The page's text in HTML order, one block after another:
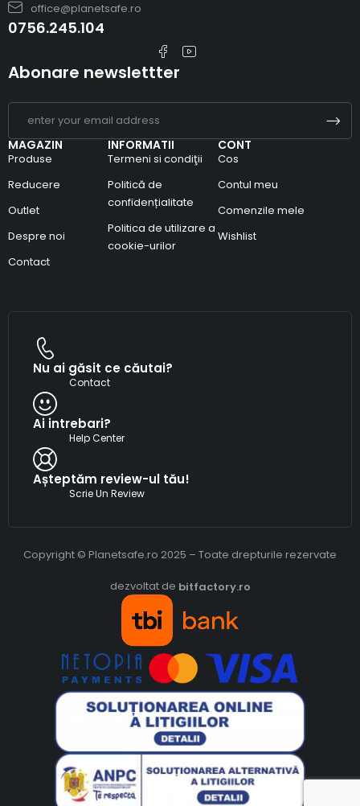
office@planetsafe.ro
0756.245.104
MAGAZIN
Produse
Reducere
Outlet
Despre noi
Contact
INFORMATII
Termeni si condiţii
Politică de
confidențialitate
Politica de utilizare a
cookie-urilor
CONT
Cos
Contul meu
Comenzile mele
Wishlist
Abonare newslettter
Nu ai găsit ce căutai?
Contact
Ai intrebari?
Help Center
Așteptăm review-ul tău!
Scrie Un Review
Copyright © Planetsafe.ro 2025 – Toate drepturile rezervate
dezvoltat de bitfactory.ro